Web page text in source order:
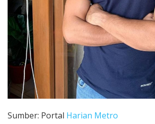
Sumber: Portal Harian Metro